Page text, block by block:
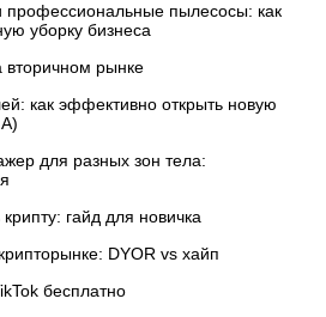
пылесосы: как
уборку бизнеса
вторичном рынке
как эффективно открыть новую
для разных зон тела:
гайд для новичка
DYOR vs хайп
бесплатно